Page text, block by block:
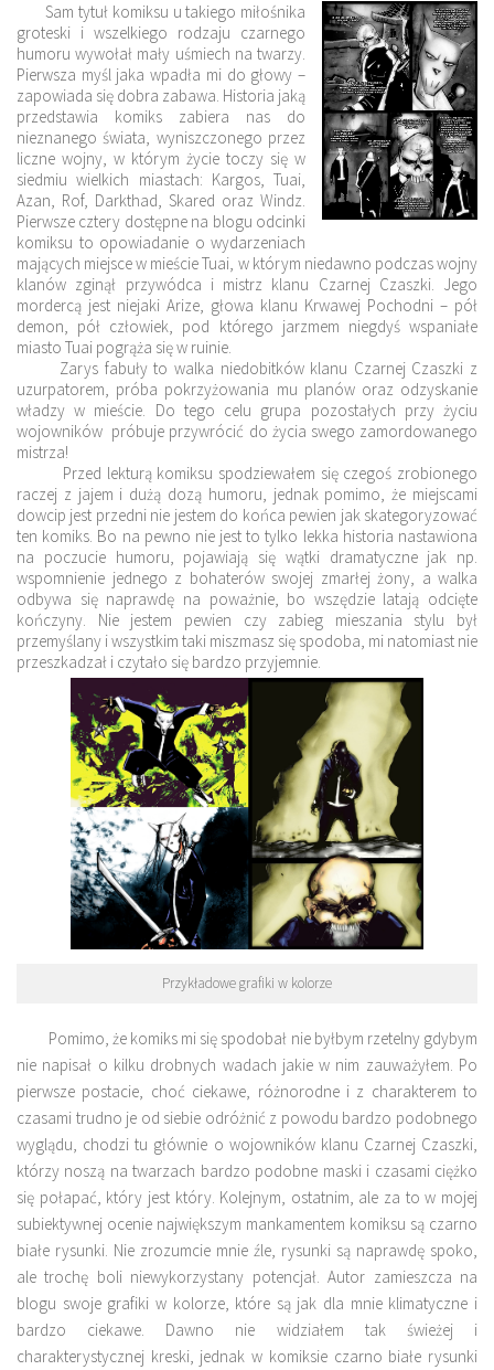
Sam tytuł komiksu u takiego miłośnika
groteski i wszelkiego rodzaju czarnego
humoru wywołał mały uśmiech na twarzy.
Pierwsza myśl jaka wpadła mi do głowy –
zapowiada się dobra zabawa. Historia jaką
przedstawia komiks zabiera nas do
nieznanego świata, wyniszczonego przez
liczne wojny, w którym życie toczy się w
siedmiu wielkich miastach: Kargos, Tuai,
Azan, Rof, Darkthad, Skared oraz Windz.
Pierwsze cztery dostępne na blogu odcinki
komiksu to opowiadanie o wydarzeniach
mających miejsce w mieście Tuai, w którym niedawno podczas wojny
klanów zginął przywódca i mistrz klanu Czarnej Czaszki. Jego
mordercą jest niejaki Arize, głowa klanu Krwawej Pochodni – pół
demon, pół człowiek, pod którego jarzmem niegdyś wspaniałe
miasto Tuai pogrąża się w ruinie.
Zarys fabuły to walka niedobitków klanu Czarnej Czaszki z
uzurpatorem, próba pokrzyżowania mu planów oraz odzyskanie
władzy w mieście. Do tego celu grupa pozostałych przy życiu
wojowników próbuje przywrócić do życia swego zamordowanego
mistrza!
Przed lekturą komiksu spodziewałem się czegoś zrobionego
raczej z jajem i dużą dozą humoru, jednak pomimo, że miejscami
dowcip jest przedni nie jestem do końca pewien jak skategoryzować
ten komiks. Bo na pewno nie jest to tylko lekka historia nastawiona
na poczucie humoru, pojawiają się wątki dramatyczne jak np.
wspomnienie jednego z bohaterów swojej zmarłej żony, a walka
odbywa się naprawdę na poważnie, bo wszędzie latają odcięte
kończyny. Nie jestem pewien czy zabieg mieszania stylu był
przemyślany i wszystkim taki miszmasz się spodoba, mi natomiast nie
przeszkadzał i czytało się bardzo przyjemnie.
Przykładowe grafiki w kolorze
Pomimo, że komiks mi się spodobał nie byłbym rzetelny gdybym
nie napisał o kilku drobnych wadach jakie w nim zauważyłem. Po
pierwsze postacie, choć ciekawe, różnorodne i z charakterem to
czasami trudno je od siebie odróżnić z powodu bardzo podobnego
wyglądu, chodzi tu głównie o wojowników klanu Czarnej Czaszki,
którzy noszą na twarzach bardzo podobne maski i czasami ciężko
się połapać, który jest który. Kolejnym, ostatnim, ale za to w mojej
subiektywnej ocenie największym mankamentem komiksu są czarno
białe rysunki. Nie zrozumcie mnie źle, rysunki są naprawdę spoko,
ale trochę boli niewykorzystany potencjał. Autor zamieszcza na
blogu swoje grafiki w kolorze, które są jak dla mnie klimatyczne i
bardzo ciekawe. Dawno nie widziałem tak świeżej i
charakterystycznej kreski, jednak w komiksie czarno białe rysunki